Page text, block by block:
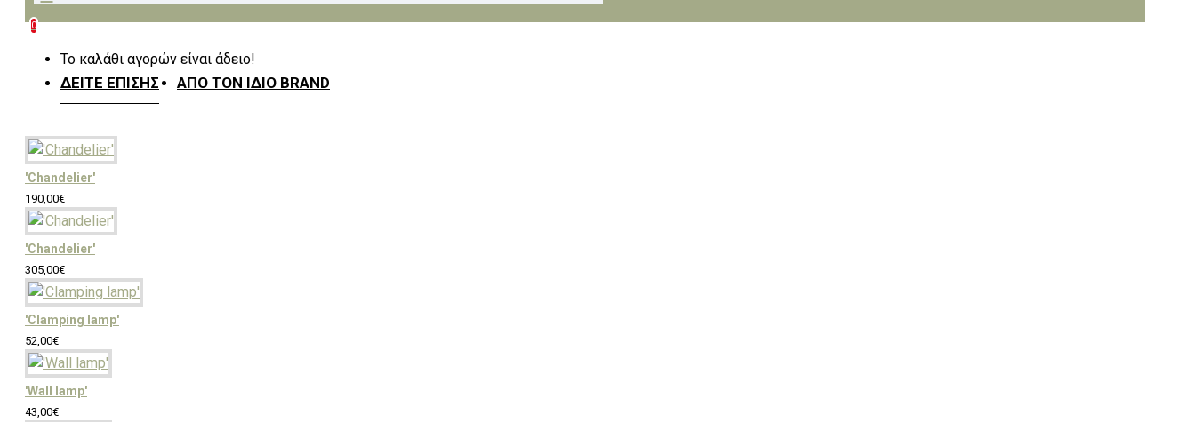
Επιπλώσεων
Πλακάκια & Είδη Υγιεινής
0
Το καλάθι αγορών είναι άδειο!
ΔΕΊΤΕ ΕΠΊΣΗΣ ΑΠΌ ΤΟΝ ΊΔΙΟ BRAND
'Chandelier'
190,00€
'Chandelier'
305,00€
'Clamping lamp'
52,00€
'Wall lamp'
43,00€